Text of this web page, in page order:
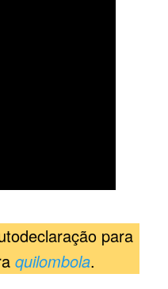
para
quilombola.